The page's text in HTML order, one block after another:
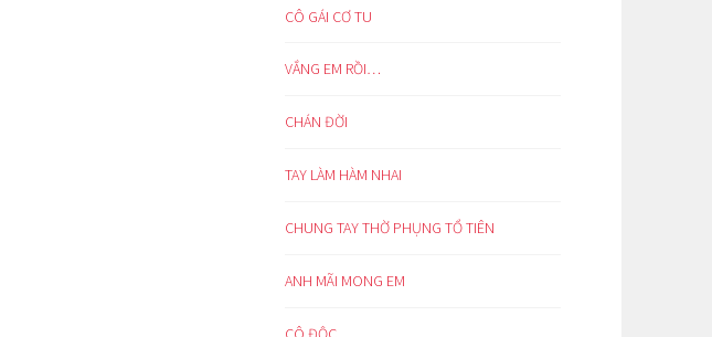
CÔ GÁI CƠ TU
VẮNG EM RỒI…
CHÁN ĐỜI
TAY LÀM HÀM NHAI
CHUNG TAY THỜ PHỤNG TỔ TIÊN
ANH MÃI MONG EM